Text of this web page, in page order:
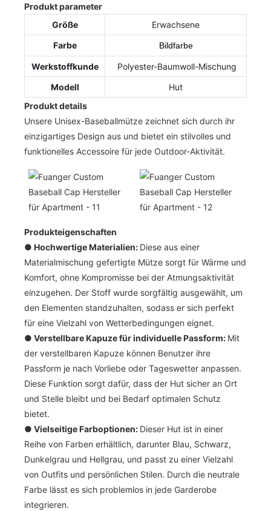
Produkt parameter
Größe
Erwachsene
Farbe
Bildfarbe
Werkstoffkunde
Polyester-Baumwoll-Mischung
Modell
Hut
Produkt details
Unsere Unisex-Baseballmütze zeichnet sich durch ihr
einzigartiges Design aus und bietet ein stilvolles und
funktionelles Accessoire für jede Outdoor-Aktivität.
Produkteigenschaften
● Hochwertige Materialien: Diese aus einer
Materialmischung gefertigte Mütze sorgt für Wärme und
Komfort, ohne Kompromisse bei der Atmungsaktivität
einzugehen. Der Stoff wurde sorgfältig ausgewählt, um
den Elementen standzuhalten, sodass er sich perfekt
für eine Vielzahl von Wetterbedingungen eignet.
● Verstellbare Kapuze für individuelle Passform: Mit
der verstellbaren Kapuze können Benutzer ihre
Passform je nach Vorliebe oder Tageswetter anpassen.
Diese Funktion sorgt dafür, dass der Hut sicher an Ort
und Stelle bleibt und bei Bedarf optimalen Schutz
bietet.
● Vielseitige Farboptionen: Dieser Hut ist in einer
Reihe von Farben erhältlich, darunter Blau, Schwarz,
Dunkelgrau und Hellgrau, und passt zu einer Vielzahl
von Outfits und persönlichen Stilen. Durch die neutrale
Farbe lässt es sich problemlos in jede Garderobe
integrieren.